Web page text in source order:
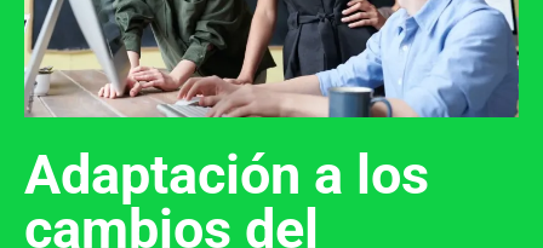
Adaptación a los
cambios del